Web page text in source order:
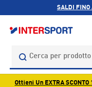
SALDI FINO
Cerca
Ottieni Un EXTRA SCONTO